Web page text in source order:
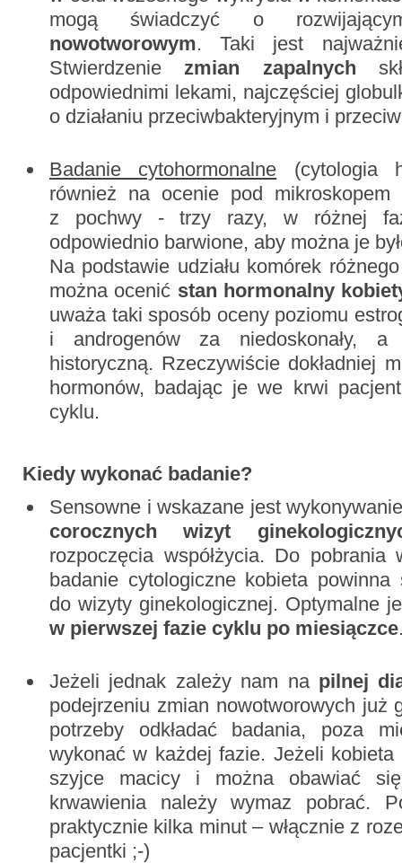
mogą świadczyć o
nowotworowym. Taki jest
Stwierdzeniezmian zapalnych
odpowiednimi lekami, najczęściej
o działaniu przeciwbakteryjnym i
Badanie cytohormonalne (cytologia
również na ocenie pod mikroskopem
z pochwy - trzy razy, w różnej
odpowiednio barwione, aby można je
Na podstawie udziału komórek
można ocenić stan hormonalny
uważa taki sposób oceny poziomu
i androgenów za niedoskonały,
historyczną. Rzeczywiście dokładniej
hormonów, badając je we krwi
cyklu.
Kiedy wykonać badanie?
Sensowne i wskazane jest
corocznych wizyt
rozpoczęcia współżycia. Do
badanie cytologiczne kobieta
do wizyty ginekologicznej. Optymalne
w pierwszej fazie cyklu po miesiączce
Jeżeli jednak zależy nam na pilnej
podejrzeniu zmian nowotworowych już
potrzeby odkładać badania, poza
wykonać w każdej fazie. Jeżeli
szyjce macicy i można obawiać
krwawienia należy wymaz pobrać.
praktycznie kilka minut – włącznie z
pacjentki ;-)